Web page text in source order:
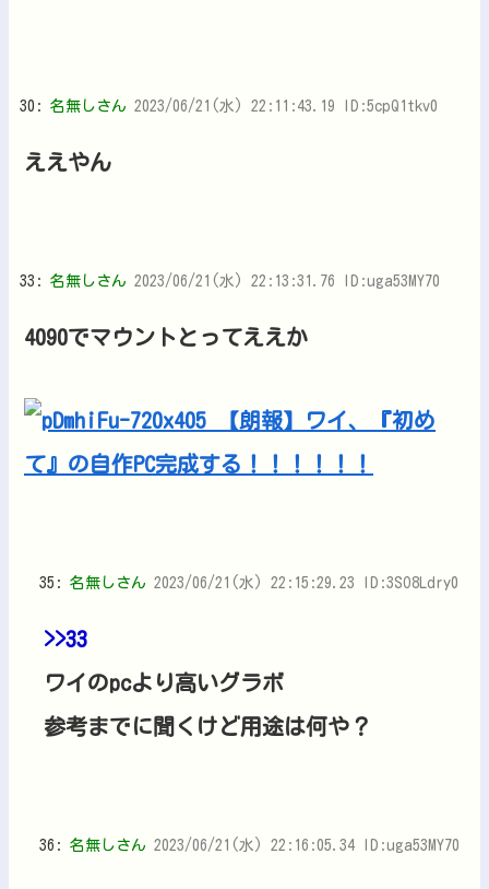
30: 名無しさん 2023/06/21(水) 22:11:43.19 ID:5cpQ1tkv0
ええやん
33: 名無しさん 2023/06/21(水) 22:13:31.76 ID:uga53MY70
4090でマウントとってええか
35: 名無しさん 2023/06/21(水) 22:15:29.23 ID:3SO8Ldry0
>>33
ワイのpcより高いグラボ
参考までに聞くけど用途は何や？
36: 名無しさん 2023/06/21(水) 22:16:05.34 ID:uga53MY70